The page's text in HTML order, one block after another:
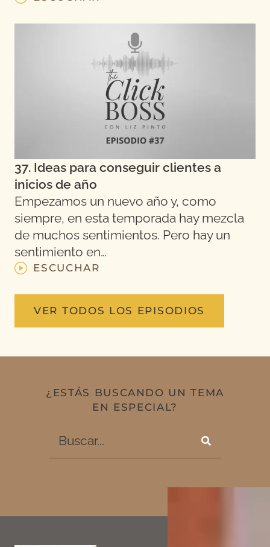
37. Ideas para conseguir clientes a
inicios de año
Empezamos un nuevo año y, como
siempre, en esta temporada hay mezcla
de muchos sentimientos. Pero hay un
sentimiento en…
ESCUCHAR
VER TODOS LOS EPISODIOS
¿ESTÁS BUSCANDO UN TEMA
EN ESPECIAL?